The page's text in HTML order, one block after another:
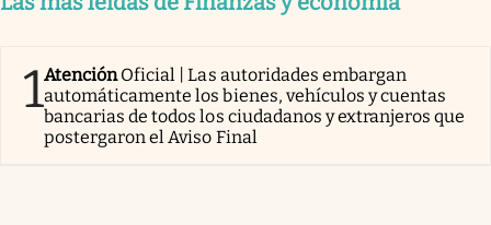
1AtenciónOficial | Las autoridades embargan
automáticamente los bienes, vehículos y cuentas
bancarias de todos los ciudadanos y extranjeros que
postergaron el Aviso Final